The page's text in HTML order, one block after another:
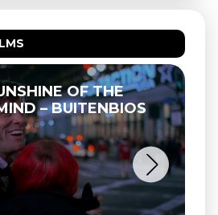
OF THE
– BUITENBIOS